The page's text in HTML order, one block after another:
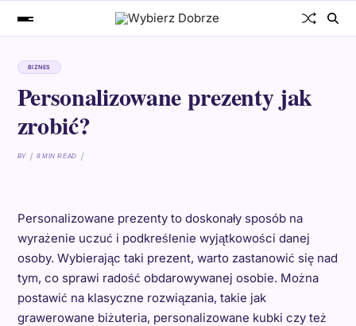
BIZNES
Personalizowane prezenty jak
zrobić?
BY 8 MIN READ
Personalizowane prezenty to doskonały sposób na
wyrażenie uczuć i podkreślenie wyjątkowości danej
osoby. Wybierając taki prezent, warto zastanowić się nad
tym, co sprawi radość obdarowywanej osobie. Można
postawić na klasyczne rozwiązania, takie jak
grawerowane biżuteria, personalizowane kubki czy też